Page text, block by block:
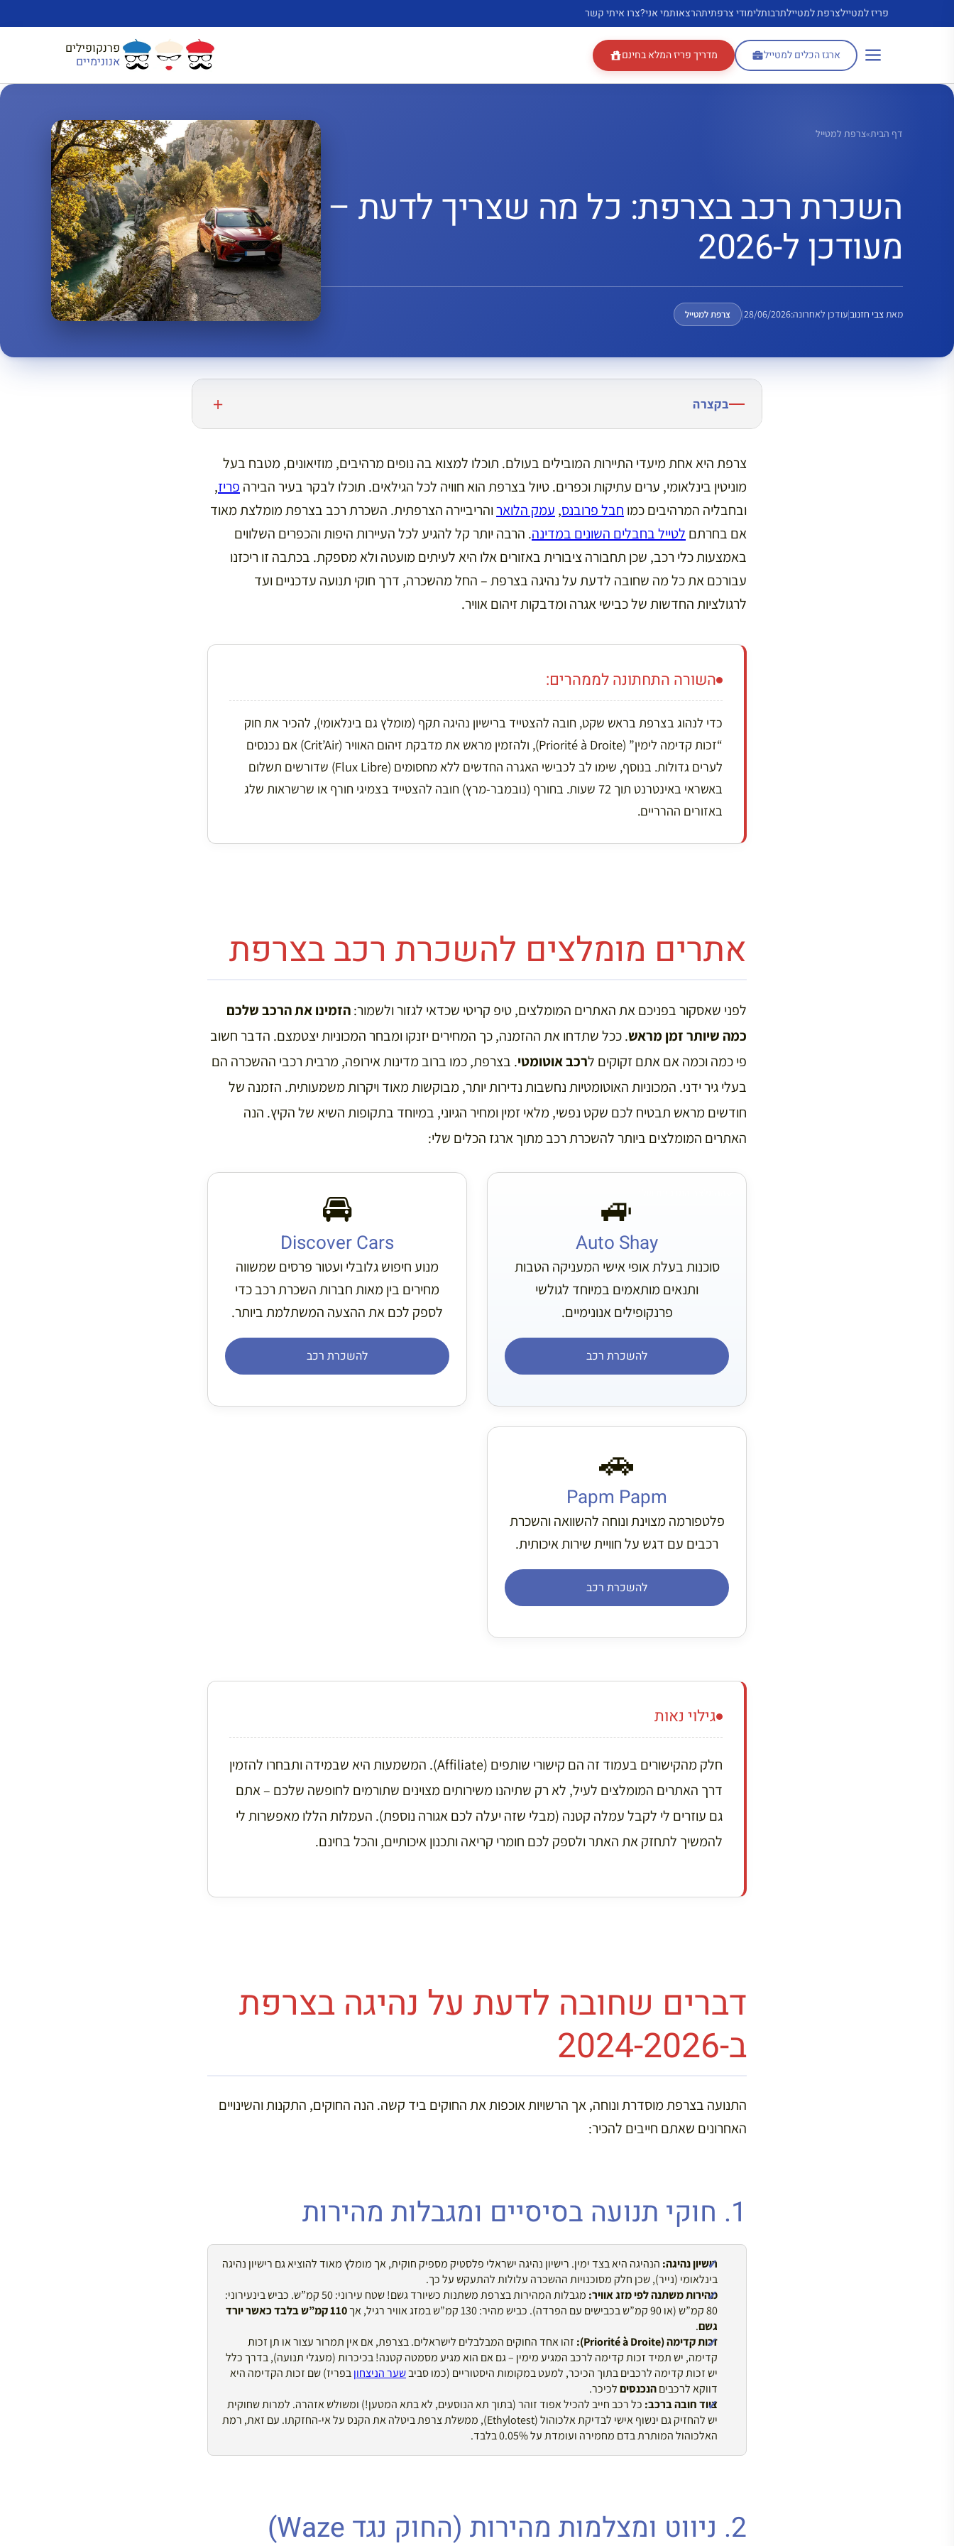
פריז למטיילצרפת למטיילתרבותלימודי צרפתיתהרצאותמי אני?צרו איתי קשר
ארגז הכלים למטייל מדריך פריז המלא בחינם פרנקופילים
אנונימיים
דף הבית»צרפת למטייל
השכרת רכב בצרפת: כל מה שצריך לדעת –
מעודכן ל-2026
מאתצבי חזנוב|עודכן לאחרונה:28/06/2026
| צרפת למטייל
בקצרה
צרפת היא אחת מיעדי התיירות המובילים בעולם. תוכלו למצוא בה נופים מרהיבים, מוזיאונים, מטבח בעל
מוניטין בינלאומי, ערים עתיקות וכפרים. טיול בצרפת הוא חוויה לכל הגילאים. תוכלו לבקר בעיר הבירה פריז,
ובחבליה המרהיבים כמו חבל פרובנס, עמק הלוארוהריביירה הצרפתית. השכרת רכב בצרפת מומלצת מאוד
אם בחרתם לטייל בחבלים השונים במדינה. הרבה יותר קל להגיע לכל העיירות היפות והכפרים השלווים
באמצעות כלי רכב, שכן תחבורה ציבורית באזורים אלו היא לעיתים מועטה ולא מספקת. בכתבה זו ריכזנו
עבורכם את כל מה שחובה לדעת על נהיגה בצרפת – החל מהשכרה, דרך חוקי תנועה עדכניים ועד
לרגולציות החדשות של כבישי אגרה ומדבקות זיהום אוויר.
השורה התחתונה לממהרים:
כדי לנהוג בצרפת בראש שקט, חובה להצטייד ברישיון נהיגה תקף (מומלץ גם בינלאומי), להכיר את חוק
“זכות קדימה לימין” (Priorité à Droite), ולהזמין מראש את מדבקת זיהום האוויר (Crit’Air) אם נכנסים
לערים גדולות. בנוסף, שימו לב לכבישי האגרה החדשים ללא מחסומים (Flux Libre) שדורשים תשלום
באשראי באינטרנט תוך 72 שעות. בחורף (נובמבר-מרץ) חובה להצטייד בצמיגי חורף או שרשראות שלג
באזורים ההרריים.
אתרים מומלצים להשכרת רכב בצרפת
לפני שאסקור בפניכם את האתרים המומלצים, טיפ קריטי שכדאי לגזור ולשמור:הזמינו את הרכב שלכם
כמה שיותר זמן מראש. ככל שתדחו את ההזמנה, כך המחירים יזנקו ומבחר המכוניות יצטמצם. הדבר חשוב
פי כמה וכמה אם אתם זקוקים לרכב אוטומטי. בצרפת, כמו ברוב מדינות אירופה, מרבית רכבי ההשכרה הם
בעלי גיר ידני. המכוניות האוטומטיות נחשבות נדירות יותר, מבוקשות מאוד ויקרות משמעותית. הזמנה של
חודשים מראש תבטיח לכם שקט נפשי, מלאי זמין ומחיר הגיוני, במיוחד בתקופות השיא של הקיץ. הנה
האתרים המומלצים ביותר להשכרת רכב מתוך ארגז הכלים שלי:
🚙
Auto Shay
סוכנות בעלת אופי אישי המעניקה הטבות
ותנאים מותאמים במיוחד לגולשי
פרנקופילים אנונימיים.
להשכרת רכב
🚘
Discover Cars
מנוע חיפוש גלובלי ועטור פרסים שמשווה
מחירים בין מאות חברות השכרת רכב כדי
לספק לכם את ההצעה המשתלמת ביותר.
להשכרת רכב
🚗
Papm Papm
פלטפורמה מצוינת ונוחה להשוואה והשכרת
רכבים עם דגש על חוויית שירות איכותית.
להשכרת רכב
גילוי נאות
חלק מהקישורים בעמוד זה הם קישורי שותפים (Affiliate). המשמעות היא שבמידה ותבחרו להזמין
דרך האתרים המומלצים לעיל, לא רק שתיהנו משירותים מצוינים שתורמים לחופשה שלכם – אתם
גם עוזרים לי לקבל עמלה קטנה (מבלי שזה יעלה לכם אגורה נוספת). העמלות הללו מאפשרות לי
להמשיך לתחזק את האתר ולספק לכם חומרי קריאה ותכנון איכותיים, והכל בחינם.
דברים שחובה לדעת על נהיגה בצרפת
ב-2024-2026
התנועה בצרפת מוסדרת ונוחה, אך הרשויות אוכפות את החוקים ביד קשה. הנה החוקים, התקנות והשינויים
האחרונים שאתם חייבים להכיר:
1. חוקי תנועה בסיסיים ומגבלות מהירות
רישיון נהיגה: הנהיגה היא בצד ימין. רישיון נהיגה ישראלי פלסטיק מספיק חוקית, אך מומלץ מאוד להוציא גם רישיון נהיגה
בינלאומי (נייר), שכן חלק מסוכנויות ההשכרה עלולות להתעקש על כך.
מהירות משתנה לפי מזג אוויר:
מגבלות המהירות בצרפת משתנות כשיורד גשם! שטח עירוני: 50 קמ”ש. כביש בינעירוני:
80 קמ”ש (או 90 קמ”ש בכבישים עם הפרדה). כביש מהיר: 130 קמ”ש במזג אוויר רגיל, אך
110 קמ”ש בלבד כאשר יורד
גשם.
זכות קדימה (Priorité à Droite):
זהו אחד החוקים המבלבלים לישראלים. בצרפת, אם אין תמרור עצור או תן זכות
קדימה, יש תמיד זכות קדימה לרכב המגיע מימין – גם אם הוא מגיע מסמטה קטנה! בכיכרות (מעגלי תנועה), בדרך כלל
יש זכות קדימה לרכבים בתוך הכיכר, למעט במקומות היסטוריים (כמו סביבשער הניצחוןבפריז) שם זכות הקדימה היא
דווקא לרכביםהנכנסיםלכיכר.
ציוד חובה ברכב: כל רכב חייב להכיל אפוד זוהר (בתוך תא הנוסעים, לא בתא המטען!) ומשולש אזהרה. למרות שחוקית
יש להחזיק גם ינשוף אישי לבדיקת אלכוהול (Ethylotest), ממשלת צרפת ביטלה את הקנס על אי-החזקתו. עם זאת, רמת
האלכוהול המותרת בדם מחמירה ועומדת על 0.05% בלבד.
2. ניווט ומצלמות מהירות (החוק נגד Waze)